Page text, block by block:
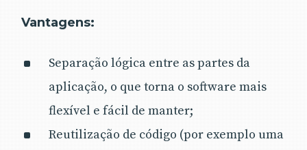
Vantagens:
Separação lógica entre as partes da
aplicação, o que torna o software mais
flexível e fácil de manter;
Reutilização de código (por exemplo uma